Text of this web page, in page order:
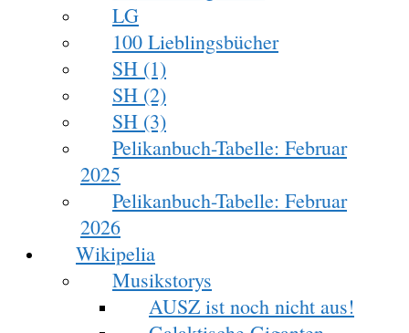
LG
100 Lieblingsbücher
SH (1)
SH (2)
SH (3)
Pelikanbuch-Tabelle: Februar
2025
Pelikanbuch-Tabelle: Februar
2026
Wikipelia
Musikstorys
AUSZ ist noch nicht aus!